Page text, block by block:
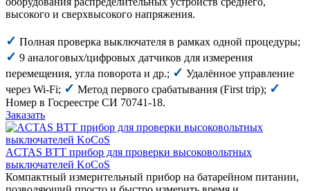
высокого и сверхвысокого напряжения.
✓ Полная проверка выключателя в рамках одной процедуры;
✓ 9 аналоговых/цифровых датчиков для измерения
перемещения, угла поворота и др.; ✓ Удалённое управление
через Wi-Fi; ✓ Метод первого срабатывания (First trip); ✓
Номер в Госреестре СИ 70741-18.
Заказать
ACTAS BTT прибор для проверки высоковольтных
выключателей KoCoS
Компактный измерительный прибор на батарейном питании,